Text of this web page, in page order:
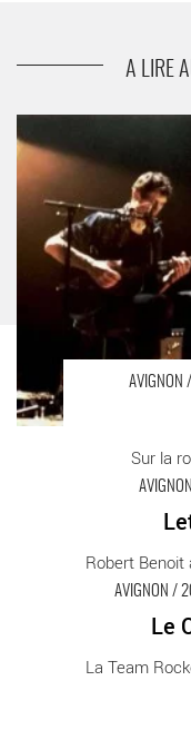
A LIRE
AVIGNON
Sur la
la condition des soies
Présence Pasteur
AVIGNON /
Le
Théâtre des Carmes